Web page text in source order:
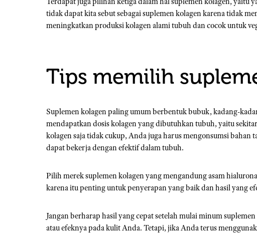
tidak dapat kita sebut sebagai suplemen kolagen karena tidak
meningkatkan produksi kolagen alami tubuh dan cocok untuk
Tips memilih
Suplemen kolagen paling umum berbentuk bubuk, kadang-
mendapatkan dosis kolagen yang dibutuhkan tubuh, yaitu
kolagen saja tidak cukup, Anda juga harus mengonsumsi
dapat bekerja dengan efektif dalam tubuh.
Pilih merek suplemen kolagen yang mengandung asam
karena itu penting untuk penyerapan yang baik dan hasil yang
Jangan berharap hasil yang cepat setelah mulai minum
atau efeknya pada kulit Anda. Tetapi, jika Anda terus